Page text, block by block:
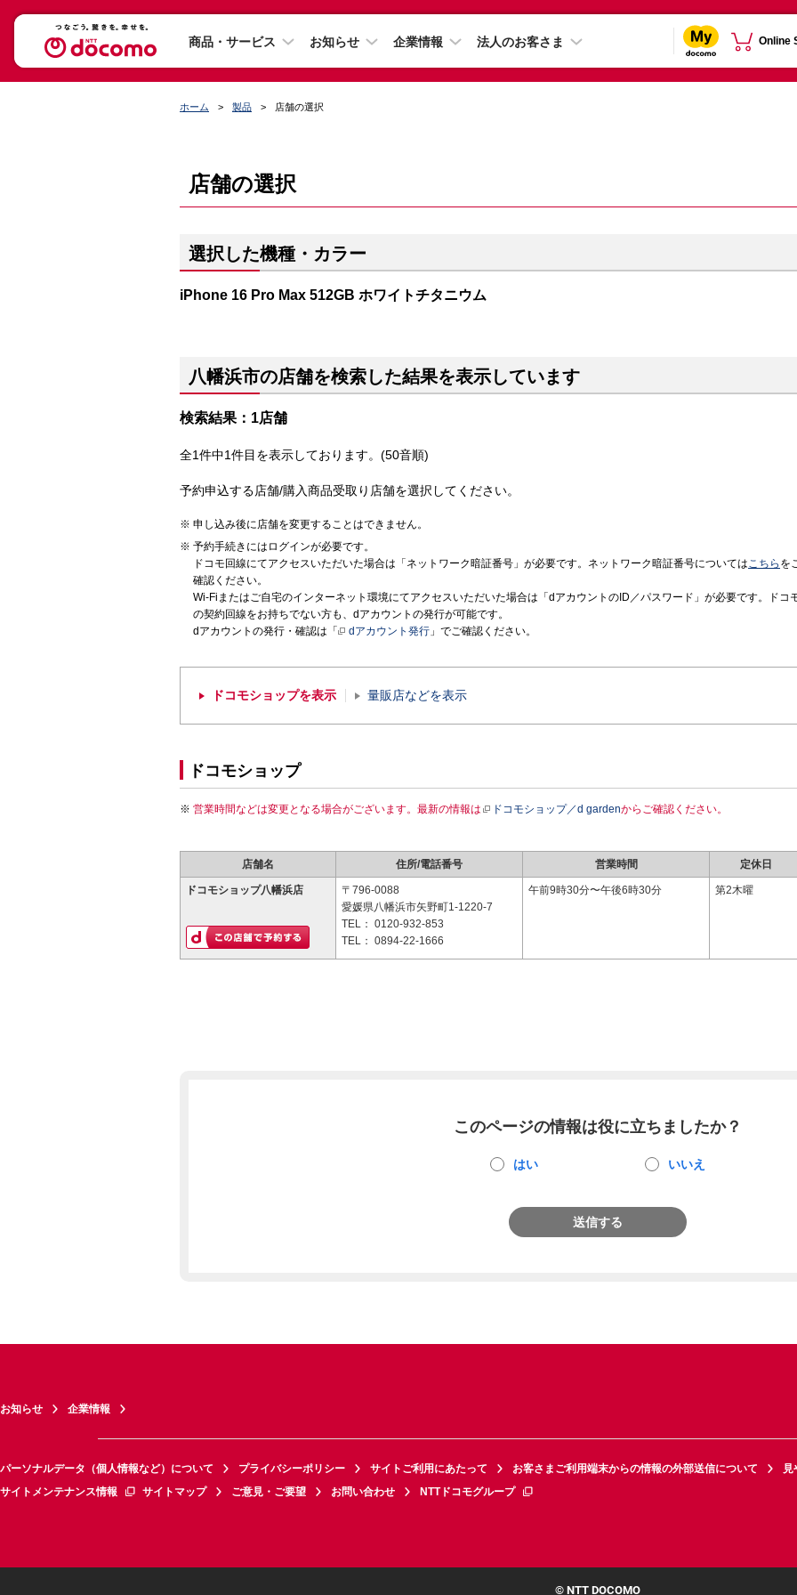
商品・サービス お知らせ 企業情報 法人のお客さま Online
ホーム 製品 店舗の選択
店舗の選択
選択した機種・カラー
iPhone 16 Pro Max 512GB ホワイトチタニウム
八幡浜市の店舗を検索した結果を表示しています
検索結果：1店舗
全1件中1件目を表示しております。(50音順)
予約申込する店舗/購入商品受取り店舗を選択してください。
申し込み後に店舗を変更することはできません。
予約手続きにはログインが必要です。
ドコモ回線にてアクセスいただいた場合は「ネットワーク暗証番号」が必要です。ネットワーク暗証番号についてはこちら を
確認ください。
Wi-Fiまたはご自宅のインターネット環境にてアクセスいただいた場合は「dアカウントのID／パスワード」が必要です。ドコ
の契約回線をお持ちでない方も、dアカウントの発行が可能です。
dアカウントの発行・確認は「
dアカウント発行 」でご確認ください。
ドコモショップを表示 量販店などを表示
ドコモショップ
営業時間などは変更となる場合がございます。最新の情報は ドコモショップ／d gardenからご確認ください。
店舗名 住所/電話番号 営業時間 定休日
ドコモショップ八幡浜店
〒796-0088
愛媛県八幡浜市矢野町1-1220-7
TEL： 0120-932-853
TEL： 0894-22-1666
午前9時30分〜午後6時30分 第2木曜
このページの情報は役に立ちましたか？
はい いいえ
送信する
お知らせ 企業情報
パーソナルデータ（個人情報など）について プライバシーポリシー サイトご利用にあたって お客さまご利用端末からの情報の外部送信について
見
サイトメンテナンス情報
サイトマップ ご意見・ご要望 お問い合わせ NTTドコモグループ
© NTT DOCOMO